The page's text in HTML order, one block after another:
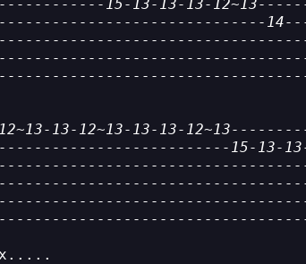
15-13-13-13-12~13------
12~13-13-12~13-13-13-
15-13-13-